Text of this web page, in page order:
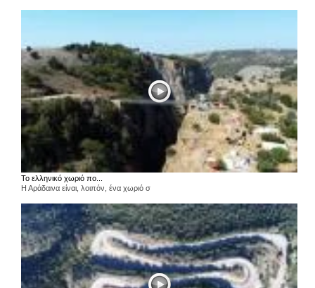
Το ελληνικό χωριό πο...
Η Αράδαινα είναι, λοιπόν, ένα χωριό σ